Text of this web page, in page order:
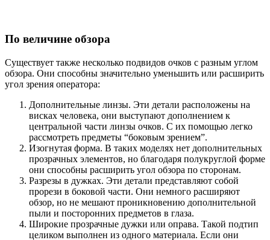
По величине обзора
Существует также несколько подвидов очков с разным углом
обзора. Они способны значительно уменьшить или расширить
угол зрения оператора:
Дополнительные линзы. Эти детали расположены на
висках человека, они выступают дополнением к
центральной части линзы очков. С их помощью легко
рассмотреть предметы “боковым зрением”.
Изогнутая форма. В таких моделях нет дополнительных
прозрачных элементов, но благодаря полукруглой форме
они способны расширить угол обзора по сторонам.
Разрезы в дужках. Эти детали представляют собой
прорези в боковой части. Они немного расширяют
обзор, но не мешают проникновению дополнительной
пыли и посторонних предметов в глаза.
Широкие прозрачные дужки или оправа. Такой подтип
целиком выполнен из одного материала. Если они